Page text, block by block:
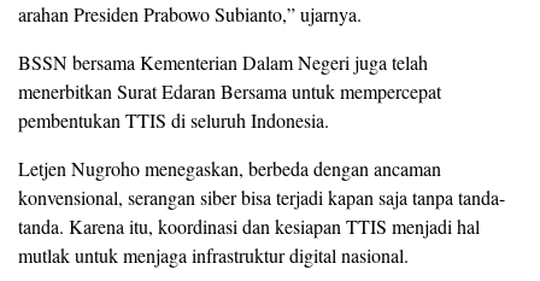
arahan Presiden Prabowo Subianto,” ujarnya.
BSSN bersama Kementerian Dalam Negeri juga telah
menerbitkan Surat Edaran Bersama untuk mempercepat
pembentukan TTIS di seluruh Indonesia.
Letjen Nugroho menegaskan, berbeda dengan ancaman
konvensional, serangan siber bisa terjadi kapan saja tanpa tanda-
tanda. Karena itu, koordinasi dan kesiapan TTIS menjadi hal
mutlak untuk menjaga infrastruktur digital nasional.